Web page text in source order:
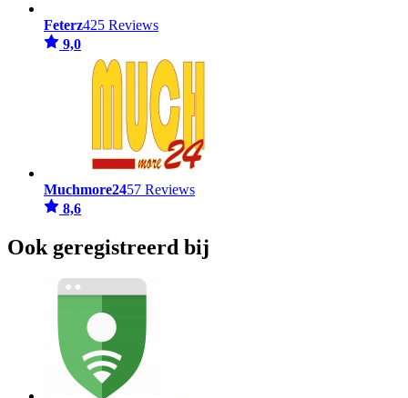
Feterz425 Reviews
9,0
Muchmore2457 Reviews
8,6
Ook geregistreerd bij